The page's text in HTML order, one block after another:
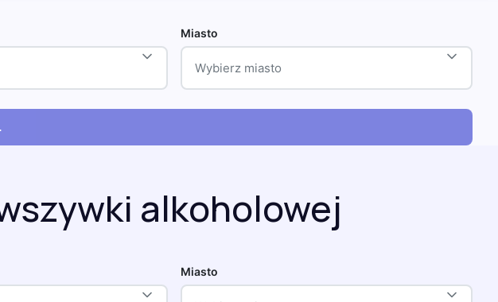
Miasto
Wybierz miasto
alkoholowej
Miasto